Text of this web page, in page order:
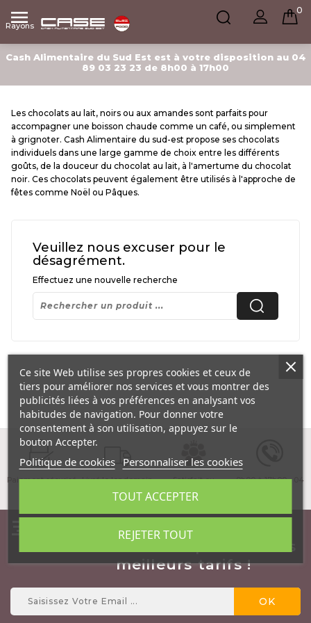

Rayons
0
Cash Alimentaire du Sud Est est à votre disposition au 04
89 03 23 23 de 8h00 à 17h00
Les chocolats au lait, noirs ou aux amandes sont parfaits pour
accompagner une boisson chaude comme un café, ou simplement
à grignoter. Cash Alimentaire du sud-est propose ses chocolats
individuels dans une large gamme de choix entre les différents
goûts, de la douceur du chocolat au lait, à l'amertume du chocolat
noir. Ces chocolats peuvent également être utilisés à l'approche de
fêtes comme Noël ou Pâques.
Veuillez nous excuser pour le
désagrément.
Effectuez une nouvelle recherche
Paiement sécurisé
Livré le lendemain
matin !
Satisfait ou
remboursé
9h00 à 17h00 - 04
Inscrivez vous à notre
NewsLetter et profitez des
meilleurs tarifs !
Ce site Web utilise ses propres cookies et ceux de
tiers pour améliorer nos services et vous montrer des
publicités liées à vos préférences en analysant vos
habitudes de navigation. Pour donner votre
consentement à son utilisation, appuyez sur le
bouton Accepter.
Politique de cookies Personnaliser les cookies
REJETER TOUT
TOUT ACCEPTER